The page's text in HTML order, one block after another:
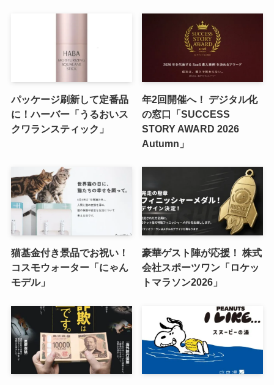
パッケージ刷新して定番品
に！ハーバー「うるおいス
クワランスティック」
年2回開催へ！ デジタル化
の窓口「SUCCESS
STORY AWARD 2026
Autumn」
猫基金付き景品でお祝い！
コスモウォーター「にゃん
モデル」
豪華ゲスト陣が応援！ 株式
会社スポーツワン「ロケッ
トマラソン2026」